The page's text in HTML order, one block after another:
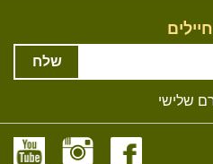
שלח
שלישי